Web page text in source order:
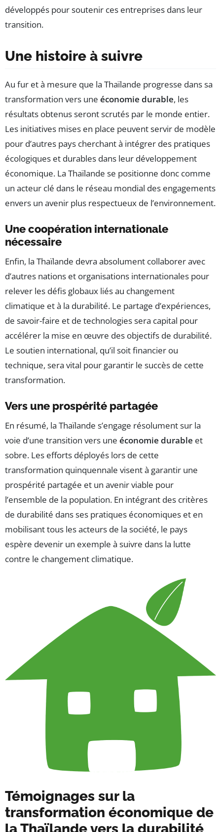
développés pour soutenir ces entreprises dans leur
transition.
Une histoire à suivre
Au fur et à mesure que la Thaïlande progresse dans sa
transformation vers une économie durable, les
résultats obtenus seront scrutés par le monde entier.
Les initiatives mises en place peuvent servir de modèle
pour d’autres pays cherchant à intégrer des pratiques
écologiques et durables dans leur développement
économique. La Thaïlande se positionne donc comme
un acteur clé dans le réseau mondial des engagements
envers un avenir plus respectueux de l’environnement.
Une coopération internationale
nécessaire
Enfin, la Thaïlande devra absolument collaborer avec
d’autres nations et organisations internationales pour
relever les défis globaux liés au changement
climatique et à la durabilité. Le partage d’expériences,
de savoir-faire et de technologies sera capital pour
accélérer la mise en œuvre des objectifs de durabilité.
Le soutien international, qu’il soit financier ou
technique, sera vital pour garantir le succès de cette
transformation.
Vers une prospérité partagée
En résumé, la Thaïlande s’engage résolument sur la
voie d’une transition vers une économie durable et
sobre. Les efforts déployés lors de cette
transformation quinquennale visent à garantir une
prospérité partagée et un avenir viable pour
l’ensemble de la population. En intégrant des critères
de durabilité dans ses pratiques économiques et en
mobilisant tous les acteurs de la société, le pays
espère devenir un exemple à suivre dans la lutte
contre le changement climatique.
Témoignages sur la
transformation économique de
la Thaïlande vers la durabilité